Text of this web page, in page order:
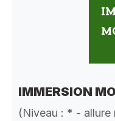
IMMERSION
(Niveau : * - allure